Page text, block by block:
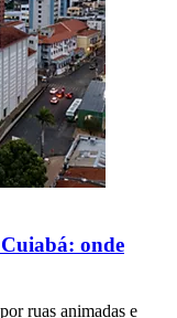
onde
ruas animadas e